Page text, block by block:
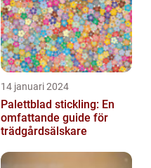
14 januari 2024
Palettblad stickling: En
omfattande guide för
trädgårdsälskare